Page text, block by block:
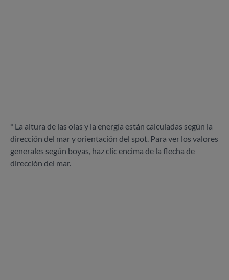
* La altura de las olas y la energía están calculadas según la
dirección del mar y orientación del spot. Para ver los valores
generales según boyas, haz clic encima de la flecha de
dirección del mar.